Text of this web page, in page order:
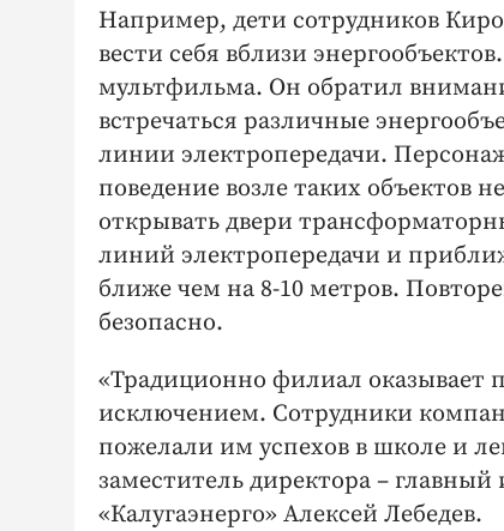
Например, дети сотрудников
вести себя вблизи
мультфильма. Он обратил
встречаться различные
линии электропередачи.
поведение возле таких объектов
открывать двери
линий электропередачи и
ближе чем на 8-10 метров.
безопасно.
«Традиционно филиал оказывает
исключением. Сотрудники
пожелали им успехов в школе и
заместитель директора –
«Калугаэнерго» Алексей Лебедев.